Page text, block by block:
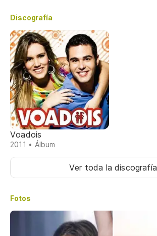
Discografía
Voadois
2011 • Álbum
Ver toda la discografía
Fotos